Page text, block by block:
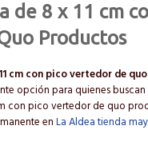
de 8 x 11 cm
Productos
cm con pico vertedor de
opción para quienes
con pico vertedor de quo
enLa Aldea tienda